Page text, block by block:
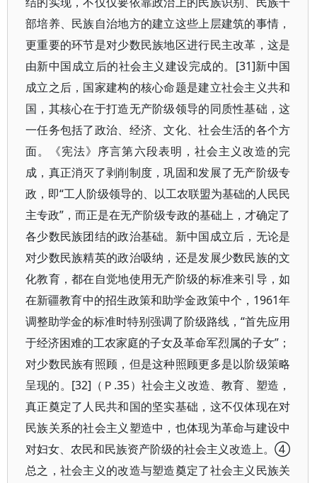
部培养、民族自治地方的建立这些上层建筑的事情，
更重要的环节是对少数民族地区进行民主改革，这是
由新中国成立后的社会主义建设完成的。[31]新中国
成立之后，国家建构的核心命题是建立社会主义共和
国，其核心在于打造无产阶级领导的同质性基础，这
一任务包括了政治、经济、文化、社会生活的各个方
面。《宪法》序言第六段表明，社会主义改造的完
成，真正消灭了剥削制度，巩固和发展了无产阶级专
政，即“工人阶级领导的、以工农联盟为基础的人民民
主专政”，而正是在无产阶级专政的基础上，才确定了
各少数民族团结的政治基础。新中国成立后，无论是
对少数民族精英的政治吸纳，还是发展少数民族的文
化教育，都在自觉地使用无产阶级的标准来引导，如
在新疆教育中的招生政策和助学金政策中个，1961年
调整助学金的标准时特别强调了阶级路线，“首先应用
于经济困难的工农家庭的子女及革命军烈属的子女”；
对少数民族有照顾，但是这种照顾更多是以阶级策略
呈现的。[32]（Ｐ.35）社会主义改造、教育、塑造，
真正奠定了人民共和国的坚实基础，这不仅体现在对
民族关系的社会主义塑造中，也体现为革命与建设中
对妇女、农民和民族资产阶级的社会主义改造上。④
总之，社会主义的改造与塑造奠定了社会主义民族关